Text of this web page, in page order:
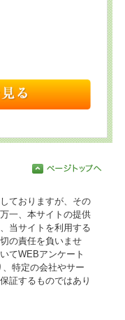
ておりますが、その
一、本サイトの提供
当サイトを利用する
の責任を負いませ
てWEBアンケート
特定の会社やサー
証するものではあり